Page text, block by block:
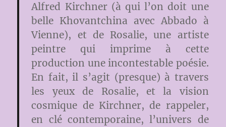
Alfred Kirchner (à qui l’on doit une
belle Khovantchina avec Abbado à
Vienne), et de Rosalie, une artiste
peintre qui imprime à cette
production une incontestable poésie.
En fait, il s’agit (presque) à travers
les yeux de Rosalie, et la vision
cosmique de Kirchner, de rappeler,
en clé contemporaine, l’univers de